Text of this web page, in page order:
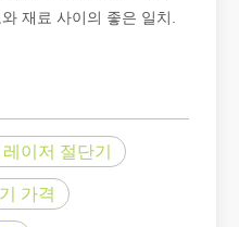
재료 사이의 좋은 일치.
이저 절단기
가격